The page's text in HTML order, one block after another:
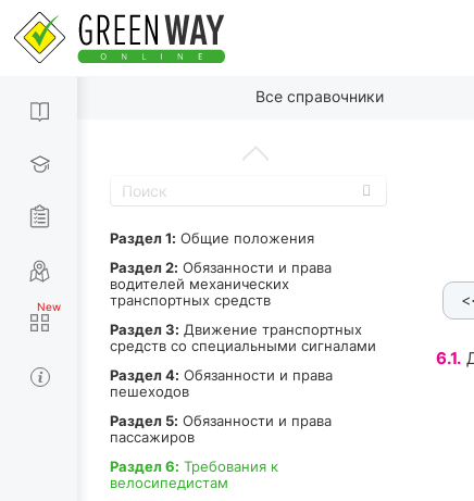
Все справочники
Раздел 1: Общие положения
Раздел 2: Обязанности и права
водителей механических
транспортных средств
Раздел 3: Движение транспортных
средств со специальными сигналами
Раздел 4: Обязанности и права
пешеходов
Раздел 5: Обязанности и права
пассажиров
Раздел 6: Требования к
велосипедистам
6.1.